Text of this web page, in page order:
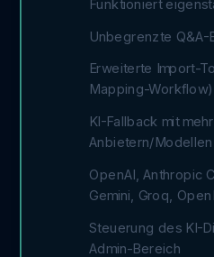
Funktioniert
Unbegrenzte Q&A-
Erweiterte Import-
Mapping-Workflow)
KI-Fallback mit
Anbietern/Modellen
OpenAI, Anthropic
Gemini, Groq,
Steuerung des KI-
Admin-Bereich